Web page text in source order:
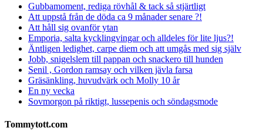
Gubbamoment, rediga rövhål & tack så stjärtligt
Att uppstå från de döda ca 9 månader senare ?!
Att håll sig ovanför ytan
Emporia, salta kycklingvingar och alldeles för lite ljus?!
Äntligen ledighet, carpe diem och att umgås med sig själv
Jobb, snigelslem till pappan och snackero till hunden
Senil , Gordon ramsay och vilken jävla farsa
Gräsänkling, huvudvärk och Molly 10 år
En ny vecka
Sovmorgon på riktigt, lussepenis och söndagsmode
Tommytott.com